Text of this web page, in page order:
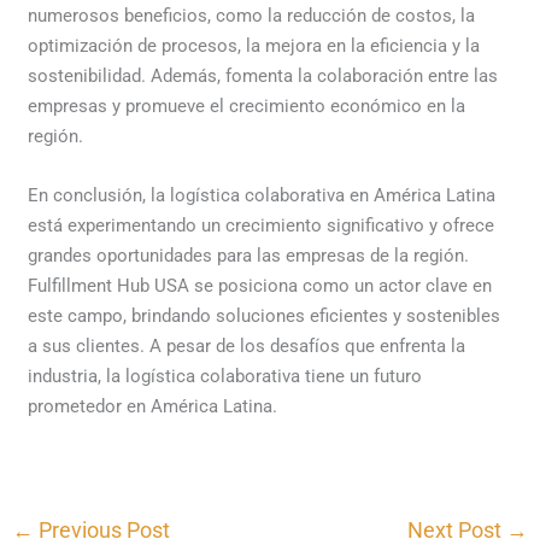
numerosos beneficios, como la reducción de costos, la
optimización de procesos, la mejora en la eficiencia y la
sostenibilidad. Además, fomenta la colaboración entre las
empresas y promueve el crecimiento económico en la
región.
En conclusión, la logística colaborativa en América Latina
está experimentando un crecimiento significativo y ofrece
grandes oportunidades para las empresas de la región.
Fulfillment Hub USA se posiciona como un actor clave en
este campo, brindando soluciones eficientes y sostenibles
a sus clientes. A pesar de los desafíos que enfrenta la
industria, la logística colaborativa tiene un futuro
prometedor en América Latina.
← Previous Post Next Post →